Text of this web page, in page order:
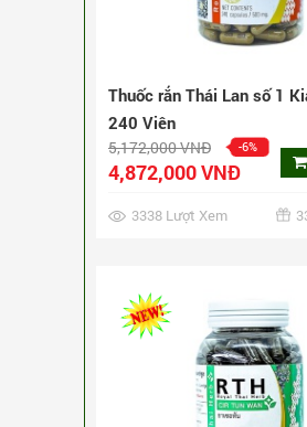
Thuốc rắn số 2 cường
ngừa đột quỵ Cir Tun Wan
3,192,000 VNĐ